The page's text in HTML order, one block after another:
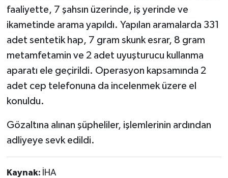
faaliyette, 7 şahsın üzerinde, iş yerinde ve
ikametinde arama yapıldı. Yapılan aramalarda 331
adet sentetik hap, 7 gram skunk esrar, 8 gram
metamfetamin ve 2 adet uyuşturucu kullanma
aparatı ele geçirildi. Operasyon kapsamında 2
adet cep telefonuna da incelenmek üzere el
konuldu.
Gözaltına alınan şüpheliler, işlemlerinin ardından
adliyeye sevk edildi.
Kaynak: İHA